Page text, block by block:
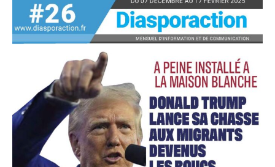
Plans d'abonnement
Accès gratuit